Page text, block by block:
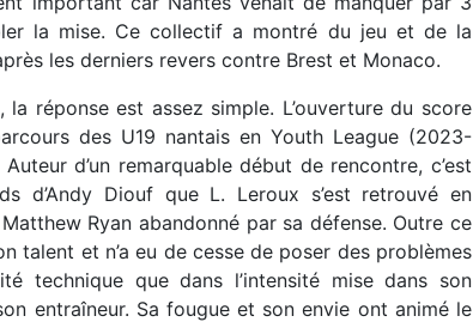
la mise. Ce collectif a montré du jeu et de la
les derniers revers contre Brest et Monaco.
réponse est assez simple. L’ouverture du score
des U19 nantais en Youth League (2023-
d’un remarquable début de rencontre, c’est
d’Andy Diouf que L. Leroux s’est retrouvé en
Ryan abandonné par sa défense. Outre ce
talent et n’a eu de cesse de poser des problèmes
technique que dans l’intensité mise dans son
entraîneur. Sa fougue et son envie ont animé le